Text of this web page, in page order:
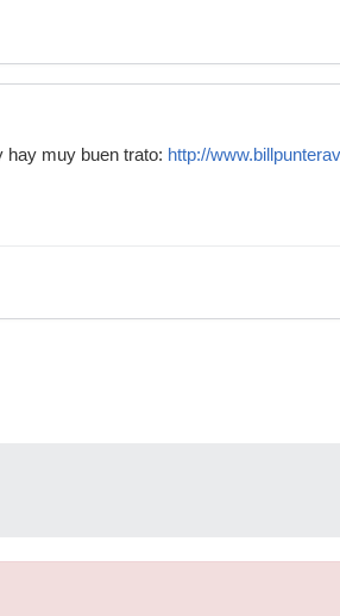
hay muy buen trato: http://